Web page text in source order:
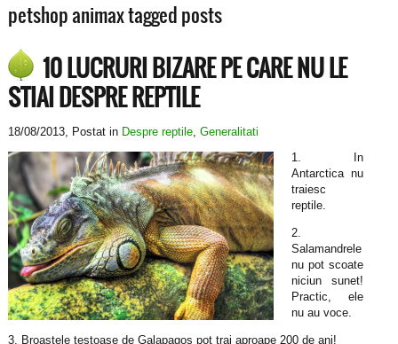
petshop animax tagged posts
10 LUCRURI BIZARE PE CARE NU LE
STIAI DESPRE REPTILE
18/08/2013, Postat in Despre reptile, Generalitati
1. In
Antarctica nu
traiesc
reptile.
2.
Salamandrele
nu pot scoate
niciun sunet!
Practic, ele
nu au voce.
3. Broastele testoase de Galapagos pot trai aproape 200 de ani!